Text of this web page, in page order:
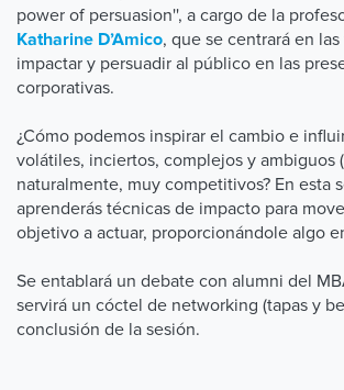
power of persuasion'', a cargo de la
Katharine D’Amico, que se centrará en
impactar y persuadir al público en las
corporativas.
¿Cómo podemos inspirar el cambio e
volátiles, inciertos, complejos y ambiguos
naturalmente, muy competitivos? En esta
aprenderás técnicas de impacto para
objetivo a actuar, proporcionándole algo
Se entablará un debate con alumni del
servirá un cóctel de networking (tapas y
conclusión de la sesión.